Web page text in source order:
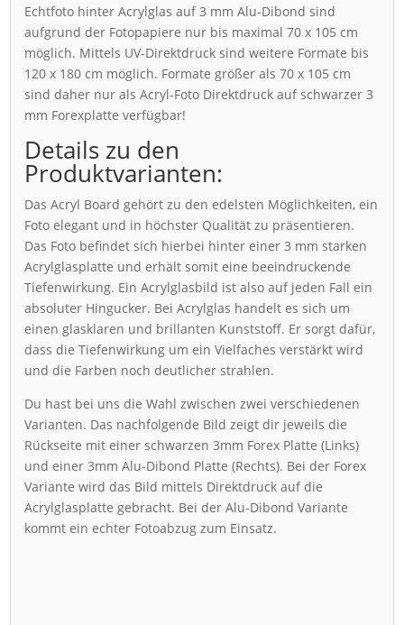
Echtfoto hinter Acrylglas auf 3 mm Alu-Dibond sind
aufgrund der Fotopapiere nur bis maximal 70 x 105 cm
möglich. Mittels UV-Direktdruck sind weitere Formate bis
120 x 180 cm möglich. Formate größer als 70 x 105 cm
sind daher nur als Acryl-Foto Direktdruck auf schwarzer 3
mm Forexplatte verfügbar!
Details zu den
Produktvarianten:
Das Acryl Board gehört zu den edelsten Möglichkeiten, ein
Foto elegant und in höchster Qualität zu präsentieren.
Das Foto befindet sich hierbei hinter einer 3 mm starken
Acrylglasplatte und erhält somit eine beeindruckende
Tiefenwirkung. Ein Acrylglasbild ist also auf jeden Fall ein
absoluter Hingucker. Bei Acrylglas handelt es sich um
einen glasklaren und brillanten Kunststoff. Er sorgt dafür,
dass die Tiefenwirkung um ein Vielfaches verstärkt wird
und die Farben noch deutlicher strahlen.
Du hast bei uns die Wahl zwischen zwei verschiedenen
Varianten. Das nachfolgende Bild zeigt dir jeweils die
Rückseite mit einer schwarzen 3mm Forex Platte (Links)
und einer 3mm Alu-Dibond Platte (Rechts). Bei der Forex
Variante wird das Bild mittels Direktdruck auf die
Acrylglasplatte gebracht. Bei der Alu-Dibond Variante
kommt ein echter Fotoabzug zum Einsatz.